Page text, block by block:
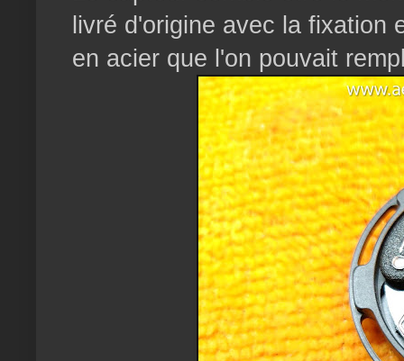
livré d'origine avec la fixation
en acier que l'on pouvait